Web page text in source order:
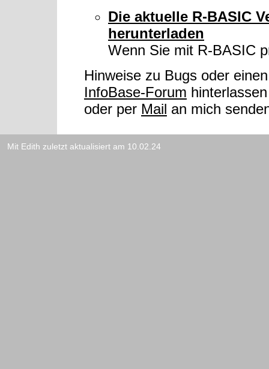
Die aktuelle R-BASIC
herunterladen
Wenn Sie mit R-BASIC
Hinweise zu Bugs oder
InfoBase-Forum
oder per Mail an mich
Mit Edith zuletzt aktualisiert am 10.02.24